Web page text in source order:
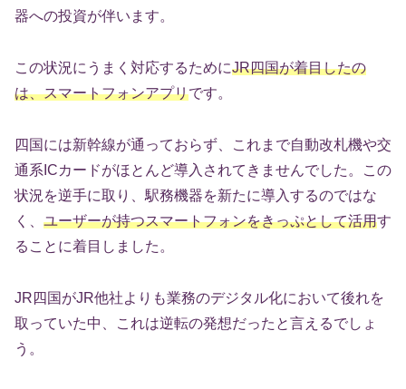
器への投資が伴います。
この状況にうまく対応するためにJR四国が着目したの
は、スマートフォンアプリです。
四国には新幹線が通っておらず、これまで自動改札機や交
通系ICカードがほとんど導入されてきませんでした。この
状況を逆手に取り、駅務機器を新たに導入するのではな
く、 ユーザーが持つスマートフォンをきっぷとして活用す
ることに着目しました。
JR四国がJR他社よりも業務のデジタル化において後れを
取っていた中、これは逆転の発想だったと言えるでしょ
う。